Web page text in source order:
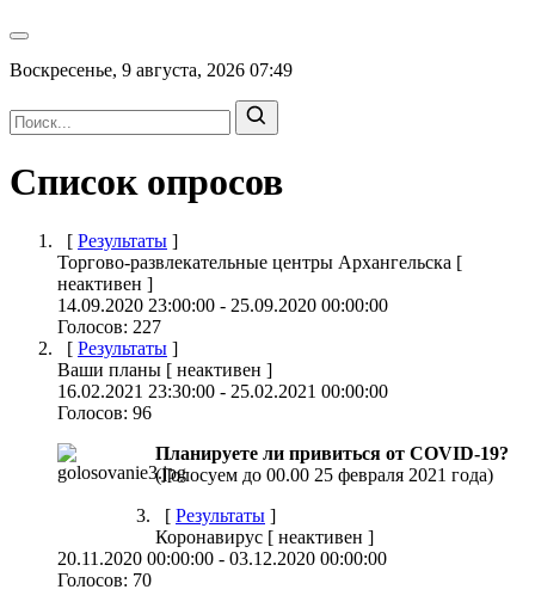
Воскресенье, 9 августа, 2026 07:49
Список опросов
[ Результаты ]
Торгово-развлекательные центры Архангельска [
неактивен ]
14.09.2020 23:00:00 - 25.09.2020 00:00:00
Голосов: 227
[ Результаты ]
Ваши планы [ неактивен ]
16.02.2021 23:30:00 - 25.02.2021 00:00:00
Голосов: 96
Планируете ли привиться от CОVID-19?
(Голосуем до 00.00 25 февраля 2021 года)
[ Результаты ]
Коронавирус [ неактивен ]
20.11.2020 00:00:00 - 03.12.2020 00:00:00
Голосов: 70